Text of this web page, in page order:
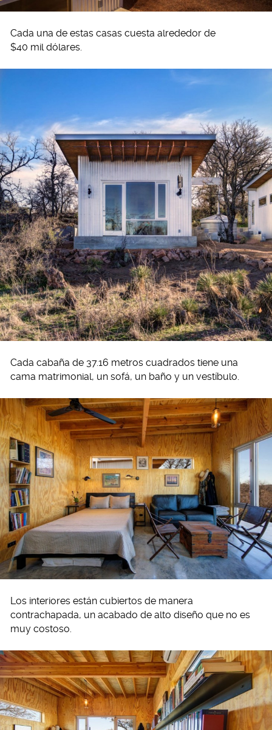
Cada una de estas casas cuesta alrededor de
$40 mil dólares.
Cada cabaña de 37.16 metros cuadrados tiene una
cama matrimonial, un sofá, un baño y un vestíbulo.
Los interiores están cubiertos de manera
contrachapada, un acabado de alto diseño que no es
muy costoso.